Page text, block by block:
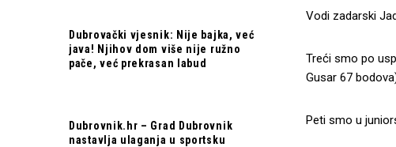
Vodi zadarski
Treći smo po
Gusar 67
Peti smo u
Dubrovački vjesnik: Nije bajka, već
java! Njihov dom više nije ružno
pače, već prekrasan labud
Dubrovnik.hr – Grad Dubrovnik
nastavlja ulaganja u sportsku